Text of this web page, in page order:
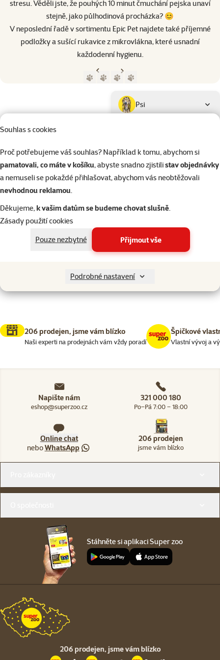
Souhlas s cookies
Proč potřebujeme váš souhlas? Například k tomu, abychom si
pamatovali, co máte v košíku, abyste snadno zjistilistav objednávky
a nemuseli se pokaždé přihlašovat, abychom vás neobtěžovali
nevhodnou reklamou.
Děkujeme,k vašim datům se budeme chovat slušně.
Zásady použití cookies
Pouze nezbytné
Přijmout vše
Podrobné nastavení
stresu. Věděli jste, že pouhých 10 minut čmuchání pejska unaví
stejně, jako půlhodinová procházka? 😊
V neposlední řadě v sortimentu Epic Pet najdete také příjemné
podložky a sušící rukavice z mikrovlákna, které usnadní
každodenní hygienu.
Předchozí stranaNásledující strana
Podkategorie
Psi
Drobní savci
Ptáci > Vybavení klecí pro
Nenalezeny žádné produkty
206 prodejen, jsme vám blízko
Naši experti na prodejnách vám vždy poradí
Špičkové
Vlastní vývoj a
Napište nám
eshop@superzoo.cz
321 000 180
Po–Pá 7:00 – 18:00
Online chat
neboWhatsApp
206 prodejen
jsme vám blízko
Stáhněte si aplikaci Super zoo
206 prodejen, jsme vám blízko